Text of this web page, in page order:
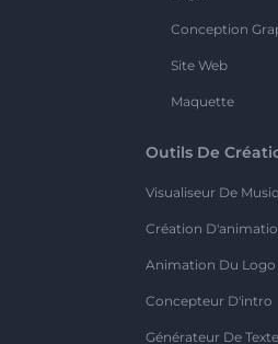
Conception
Site Web
Maquette
Outils De
Visualiseur De
Création
Animation Du Logo
Concepteur D'intro
Générateur De